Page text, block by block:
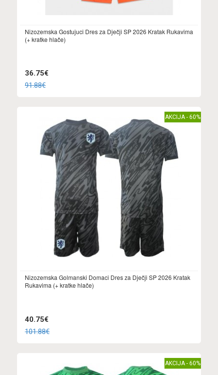
Nizozemska Gostujuci Dres za Dječji SP 2026 Kratak Rukavima
(+ kratke hlače)
36.75€
91.88€
AKCIJA - 60%
Nizozemska Golmanski Domaci Dres za Dječji SP 2026 Kratak
Rukavima (+ kratke hlače)
40.75€
101.88€
AKCIJA - 60%